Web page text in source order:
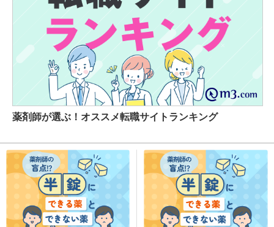
薬剤師が選ぶ！オススメ転職サイトランキング